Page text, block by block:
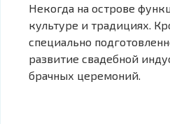
Некогда на острове
культуре и традициях.
специально
развитие свадебной
брачных церемоний.